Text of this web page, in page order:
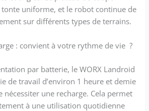
mesurer à l'aide de
l'application "Landroid"
avant même de passer
TONDEUSE CONNECTÉ
Le robot tondeuse
Landroid est
contrôlable à distance
via l'APP "Landroid" sur
uniforme, et le robot continue de
sur différents types de terrains.
: convient à votre rythme de vie ?
par batterie, le WORX Landroid
de travail d’environ 1 heure et demie
nécessiter une recharge. Cela permet
à une utilisation quotidienne